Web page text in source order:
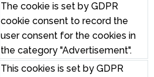
The cookie is set by GDPR
cookie consent to record the
user consent for the cookies in
the category "Advertisement".
This cookies is set by GDPR